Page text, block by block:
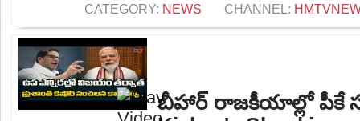
CATEGORY: NEWS CHANNEL:
బీహార్ రాజకీయాల్లో పీకే